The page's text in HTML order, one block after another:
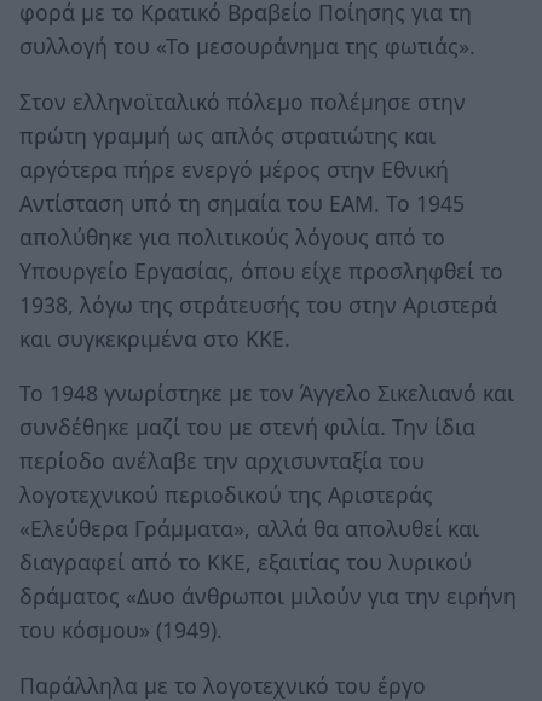
φορά με το Κρατικό Βραβείο Ποίησης για τη
συλλογή του «Το μεσουράνημα της φωτιάς».
Στον ελληνοϊταλικό πόλεμο πολέμησε στην
πρώτη γραμμή ως απλός στρατιώτης και
αργότερα πήρε ενεργό μέρος στην Εθνική
Αντίσταση υπό τη σημαία του ΕΑΜ. Το 1945
απολύθηκε για πολιτικούς λόγους από το
Υπουργείο Εργασίας, όπου είχε προσληφθεί το
1938, λόγω της στράτευσής του στην Αριστερά
και συγκεκριμένα στο ΚΚΕ.
Το 1948 γνωρίστηκε με τον Άγγελο Σικελιανό και
συνδέθηκε μαζί του με στενή φιλία. Την ίδια
περίοδο ανέλαβε την αρχισυνταξία του
λογοτεχνικού περιοδικού της Αριστεράς
«Ελεύθερα Γράμματα», αλλά θα απολυθεί και
διαγραφεί από το ΚΚΕ, εξαιτίας του λυρικού
δράματος «Δυο άνθρωποι μιλούν για την ειρήνη
του κόσμου» (1949).
Παράλληλα με το λογοτεχνικό του έργο